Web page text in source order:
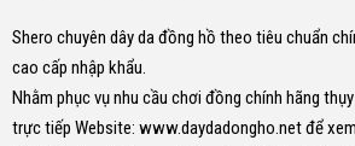
Shero chuyên dây da đồng hồ theo tiêu chuẩn
cao cấp nhập khẩu.
Nhằm phục vụ nhu cầu chơi đồng chính hãng
trực tiếp Website: www.daydadongho.netđể